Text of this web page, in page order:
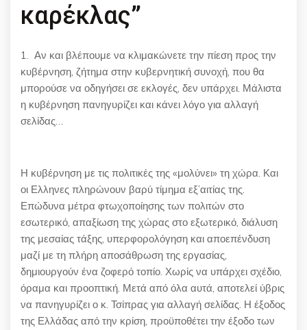
καρέκλας”
1. Αν και βλέπουμε να κλιμακώνετε την πίεση προς την
κυβέρνηση, ζήτημα στην κυβερνητική συνοχή, που θα
μπορούσε να οδηγήσει σε εκλογές, δεν υπάρχει. Μάλιστα
η κυβέρνηση πανηγυρίζει και κάνει λόγο για αλλαγή
σελίδας…
Η κυβέρνηση με τις πολιτικές της «μολύνει» τη χώρα. Και
οι Ελληνες πληρώνουν βαρύ τίμημα εξ’αιτίας της.
Επώδυνα μέτρα φτωχοποίησης των πολιτών στο
εσωτερικό, απαξίωση της χώρας στο εξωτερικό, διάλυση
της μεσαίας τάξης, υπερφορολόγηση και αποεπένδυση
μαζί με τη πλήρη αποσάθρωση της εργασίας,
δημιουργούν ένα ζοφερό τοπίο. Χωρίς να υπάρχει σχέδιο,
όραμα και προοπτική. Μετά από όλα αυτά, αποτελεί ύβρις
να πανηγυρίζει ο κ. Τσίπρας για αλλαγή σελίδας. Η έξοδος
της Ελλάδας από την κρίση, προϋποθέτει την έξοδο των